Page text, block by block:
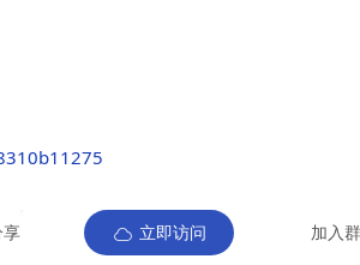
立即访问 加入